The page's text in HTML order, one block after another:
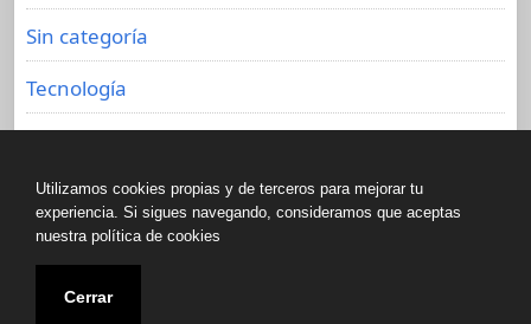
Sin categoría
Tecnología
Copyright © All rights reserved.
Utilizamos cookies propias y de terceros para mejorar tu
experiencia. Si sigues navegando, consideramos que aceptas
nuestra política de cookies
Cerrar